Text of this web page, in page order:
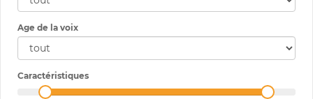
Age de la voix
Caractéristiques